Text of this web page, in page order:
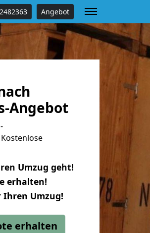
Angebot
Angebot
Umzug geht!
erhalten!
Ihren Umzug!
erhalten